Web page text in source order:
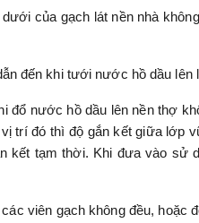
của gạch lát nền nhà
đến khi tưới nước hồ dầu
đổ nước hồ dầu lên nền thợ
trí đó thì độ gắn kết giữa lớp
kết tạm thời. Khi đưa vào sử
viên gạch không đều, hoặc